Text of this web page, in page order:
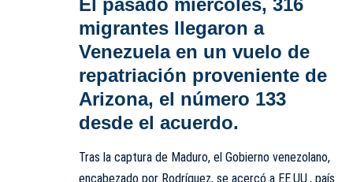
El pasado miércoles, 316
migrantes llegaron a
Venezuelaen un vuelo de
repatriación proveniente de
Arizona, el número 133
desde el acuerdo.
Tras la captura de Maduro, el Gobierno venezolano,
encabezado por Rodríguez, se acercó a EE.UU., país